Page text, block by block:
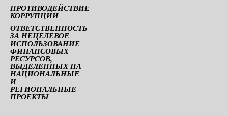
ПРОТИВОДЕЙСТВИЕ
КОРРУПЦИИ
ОТВЕТСТВЕННОСТЬ
ЗА НЕЦЕЛЕВОЕ
ИСПОЛЬЗОВАНИЕ
ФИНАНСОВЫХ
РЕСУРСОВ,
ВЫДЕЛЕННЫХ НА
НАЦИОНАЛЬНЫЕ
И
РЕГИОНАЛЬНЫЕ
ПРОЕКТЫ